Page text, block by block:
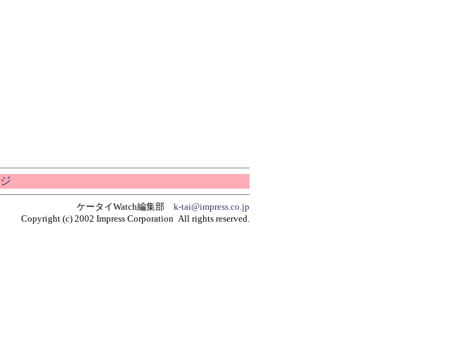
ケータイWatch編集部 k-tai@impress.co.jp
Copyright (c) 2002 Impress Corporation All rights reserved.